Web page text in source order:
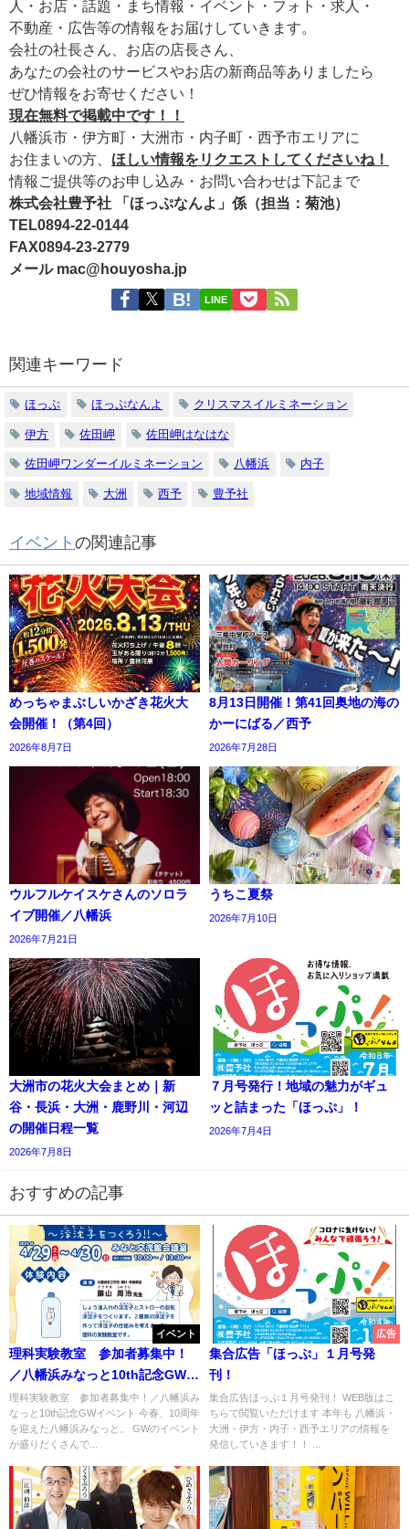
人・お店・話題・まち情報・イベント・フォト・求人・
不動産・広告等の情報をお届けしていきます。
会社の社長さん、お店の店長さん、
あなたの会社のサービスやお店の新商品等ありましたら
ぜひ情報をお寄せください！
現在無料で掲載中です！！
八幡浜市・伊方町・大洲市・内子町・西予市エリアに
お住まいの方、 ほしい情報をリクエストしてくださいね！
情報ご提供等のお申し込み・お問い合わせは下記まで
株式会社豊予社 「ほっぷなんよ」係（担当：菊池）
TEL0894-22-0144
FAX0894-23-2779
メール mac@houyosha.jp
LINE
関連キーワード
ほっぷ ほっぷなんよ クリスマスイルミネーション
伊方 佐田岬 佐田岬はなはな
佐田岬ワンダーイルミネーション 八幡浜 内子
地域情報 大洲 西予 豊予社
イベント の関連記事
めっちゃまぶしいかざき花火大
会開催！（第4回）
2026年8月7日
8月13日開催！第41回奥地の海の
かーにばる／西予
2026年7月28日
ウルフルケイスケさんのソロラ
イブ開催／八幡浜
2026年7月21日
うちこ夏祭
2026年7月10日
大洲市の花火大会まとめ｜新
谷・長浜・大洲・鹿野川・河辺
の開催日程一覧
2026年7月8日
７月号発行！地域の魅力がギュ
ッと詰まった「ほっぷ」！
2026年7月4日
おすすめの記事
イベント
理科実験教室 参加者募集中！
／八幡浜みなっと10th記念GWイ
ベント
理科実験教室 参加者募集中！／八幡浜み
なっと10th記念GWイベント 今春、10周年
を迎えた八幡浜みなっと。 GWのイベント
が盛りだくさんで...
広告
集合広告「ほっぷ」１月号発
刊！
集合広告ほっぷ１月号発刊！ WEB版はこ
ちらで閲覧いただけます 本年も 八幡浜・
大洲・伊方・内子・西予エリアの情報を
発信していきます！！ ...